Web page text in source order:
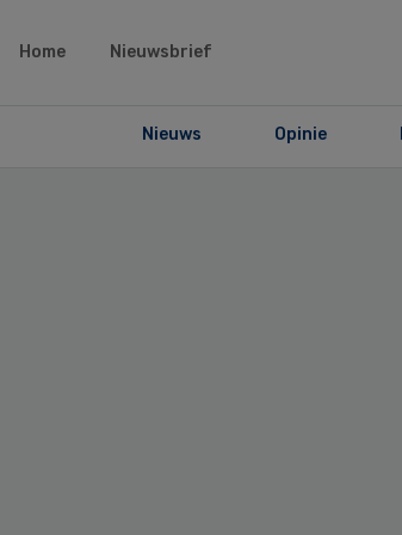
Home Nieuwsbrief
Nieuws Opinie